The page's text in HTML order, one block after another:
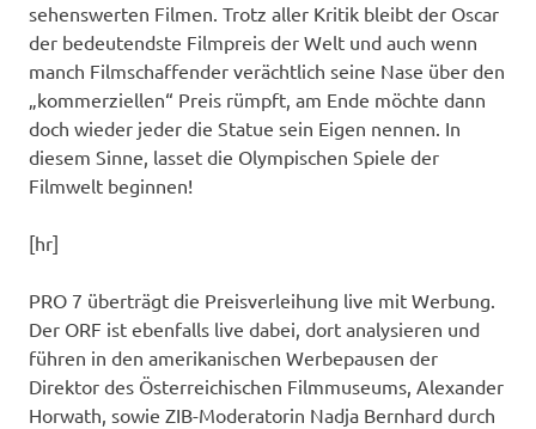
sehenswerten Filmen. Trotz aller Kritik bleibt der Oscar
der bedeutendste Filmpreis der Welt und auch wenn
manch Filmschaffender verächtlich seine Nase über den
„kommerziellen“ Preis rümpft, am Ende möchte dann
doch wieder jeder die Statue sein Eigen nennen. In
diesem Sinne, lasset die Olympischen Spiele der
Filmwelt beginnen!
[hr]
PRO 7 überträgt die Preisverleihung live mit Werbung.
Der ORF ist ebenfalls live dabei, dort analysieren und
führen in den amerikanischen Werbepausen der
Direktor des Österreichischen Filmmuseums, Alexander
Horwath, sowie ZIB-Moderatorin Nadja Bernhard durch